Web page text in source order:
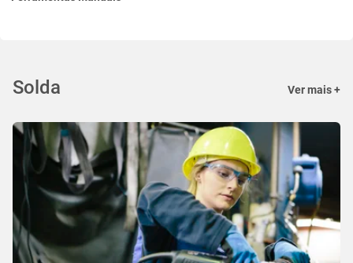
Solda Ver mais +